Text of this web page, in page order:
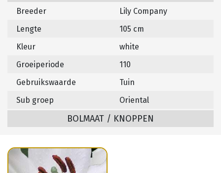
Breeder
Lily Company
Lengte
105 cm
Kleur
white
Groeiperiode
110
Gebruikswaarde
Tuin
Sub groep
Oriental
BOLMAAT / KNOPPEN